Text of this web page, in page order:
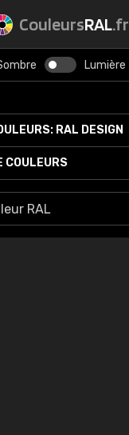
CouleursRAL.fr
Lumière
RAL DESIGN
COULEURS